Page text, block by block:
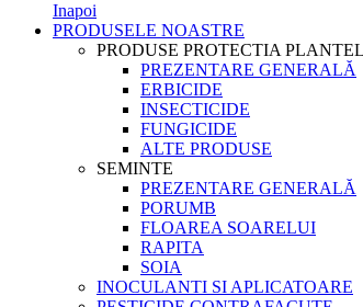
Inapoi
PRODUSELE NOASTRE
PRODUSE PROTECTIA
PREZENTARE GENERALĂ
ERBICIDE
INSECTICIDE
FUNGICIDE
ALTE PRODUSE
SEMINTE
PREZENTARE GENERALĂ
PORUMB
FLOAREA SOARELUI
RAPITA
SOIA
INOCULANTI SI APLICATOARE